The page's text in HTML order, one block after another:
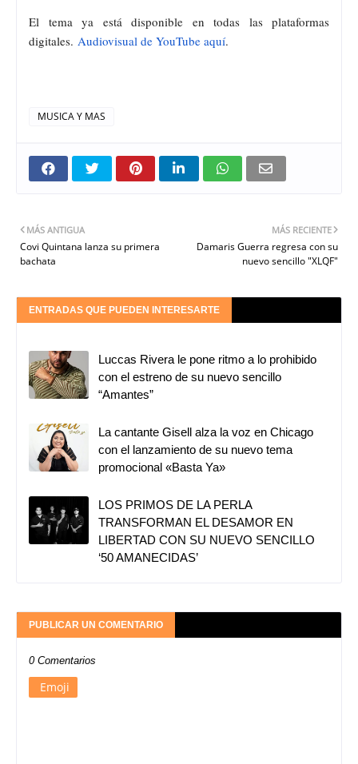
El tema ya está disponible en todas las plataformas
digitales. Audiovisual de YouTube aquí.
MUSICA Y MAS
MÁS RECIENTE
Damaris Guerra regresa con su
nuevo sencillo "XLQF"
MÁS ANTIGUA
Covi Quintana lanza su primera
bachata
ENTRADAS QUE PUEDEN INTERESARTE
Luccas Rivera le pone ritmo a lo prohibido
con el estreno de su nuevo sencillo
“Amantes”
La cantante Gisell alza la voz en Chicago
con el lanzamiento de su nuevo tema
promocional «Basta Ya»
LOS PRIMOS DE LA PERLA
TRANSFORMAN EL DESAMOR EN
LIBERTAD CON SU NUEVO SENCILLO
‘50 AMANECIDAS’
PUBLICAR UN COMENTARIO
0 Comentarios
Emoji